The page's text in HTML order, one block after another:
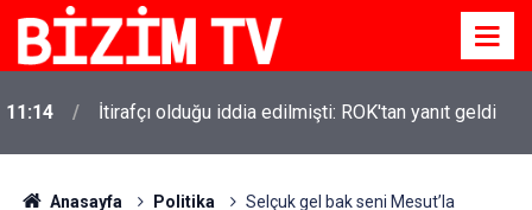
11:14 İtirafçı olduğu iddia edilmişti: ROK'tan yanıt geldi
11:10 Yusuf Tekin açıkladı: YKS değişecek mi?
Anasayfa Politika
Selçuk gel bak seni Mesut’la